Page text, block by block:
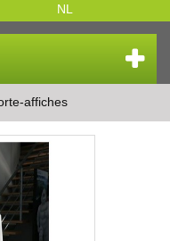
NL
affiches